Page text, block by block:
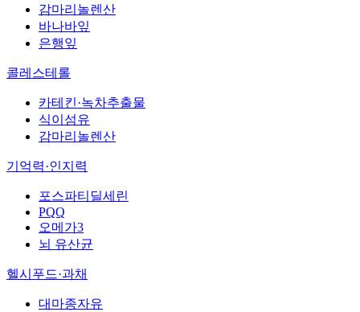
감마리놀렌산
바나바잎
은행잎
콜레스테롤
카테킨·녹차추출물
식이섬유
감마리놀렌산
기억력·인지력
포스파티딜세린
PQQ
오메가3
뇌 유산균
헬시푸드·과채
대마종자유